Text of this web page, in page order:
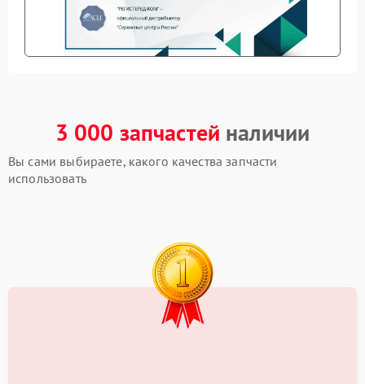
3 000 запчастей наличии
Вы сами выбираете, какого качества запчасти
использовать